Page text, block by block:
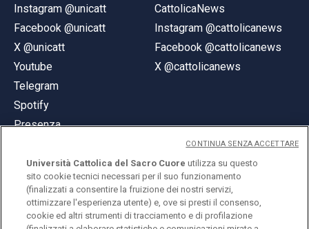
Instagram @unicatt
Facebook @unicatt
X @unicatt
Youtube
Telegram
Spotify
Presenza
CattolicaNews
Instagram @cattolicanews
Facebook @cattolicanews
X @cattolicanews
© Università Cattolica del Sacro Cuore
Università Cattolica del Sacro Cuore utilizza su questo
sito cookie tecnici necessari per il suo funzionamento
(finalizzati a consentire la fruizione dei nostri servizi,
ottimizzare l'esperienza utente) e, ove si presti il consenso,
cookie ed altri strumenti di tracciamento e di profilazione
CONTINUA SENZA ACCETTARE